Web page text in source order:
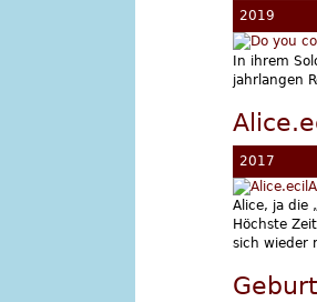
2019
In ihrem
jahrlangen
2017
Alice, ja die
Höchste
sich wieder